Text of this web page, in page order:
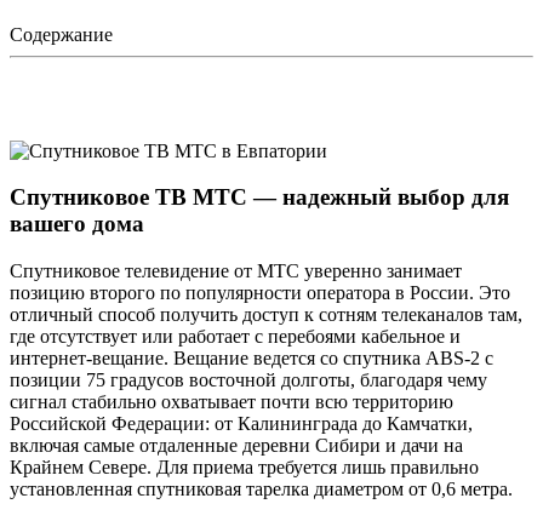
Содержание
Спутниковое ТВ МТС — надежный выбор для
вашего дома
Спутниковое телевидение от МТС уверенно занимает
позицию второго по популярности оператора в России. Это
отличный способ получить доступ к сотням телеканалов там,
где отсутствует или работает с перебоями кабельное и
интернет-вещание. Вещание ведется со спутника ABS-2 с
позиции 75 градусов восточной долготы, благодаря чему
сигнал стабильно охватывает почти всю территорию
Российской Федерации: от Калининграда до Камчатки,
включая самые отдаленные деревни Сибири и дачи на
Крайнем Севере. Для приема требуется лишь правильно
установленная спутниковая тарелка диаметром от 0,6 метра.